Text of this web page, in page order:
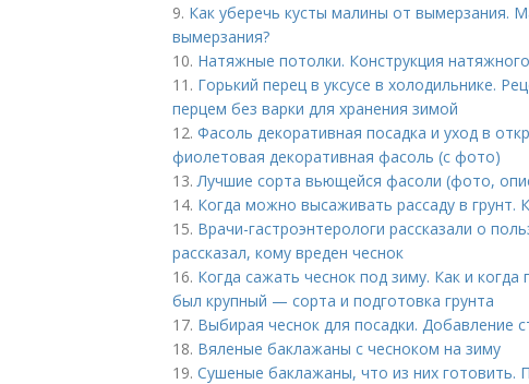
9. Как уберечь кусты малины от вымерзания.
вымерзания?
10. Натяжные потолки. Конструкция
11. Горький перец в уксусе в холодильнике.
перцем без варки для хранения зимой
12. Фасоль декоративная посадка и уход в
фиолетовая декоративная фасоль (с фото)
13.Лучшие сорта вьющейся фасоли (фото,
14. Когда можно высаживать рассаду в грунт.
15. Врачи-гастроэнтерологи рассказали о
рассказал, кому вреден чеснок
16. Когда сажать чеснок под зиму. Как и
был крупный — сорта и подготовка грунта
17. Выбирая чеснок для посадки. Добавление
18. Вяленые баклажаны с чесноком на зиму
19. Сушеные баклажаны, что из них готовить.